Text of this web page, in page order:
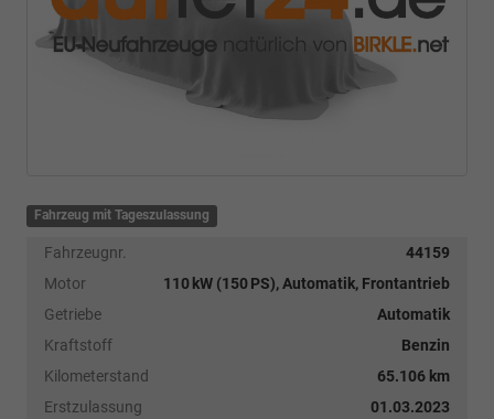
Fahrzeug mit Tageszulassung
Fahrzeugnr.
44159
Motor
110 kW (150 PS), Automatik, Frontantrieb
Getriebe
Automatik
Kraftstoff
Benzin
Kilometerstand
65.106 km
Erstzulassung
01.03.2023